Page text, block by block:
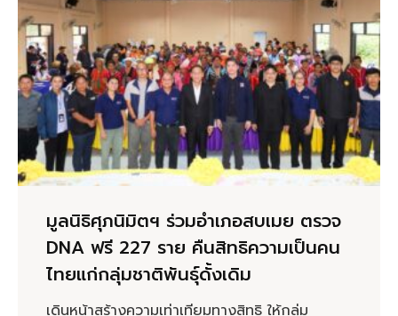
มูลนิธิศุภนิมิตฯ ร่วมอำเภอสบเมย ตรวจ
DNA ฟรี 227 ราย คืนสิทธิความเป็นคน
ไทยแก่กลุ่มชาติพันธุ์ดั้งเดิม
เดินหน้าสร้างความเท่าเทียมทางสิทธิ ให้กลุ่ม